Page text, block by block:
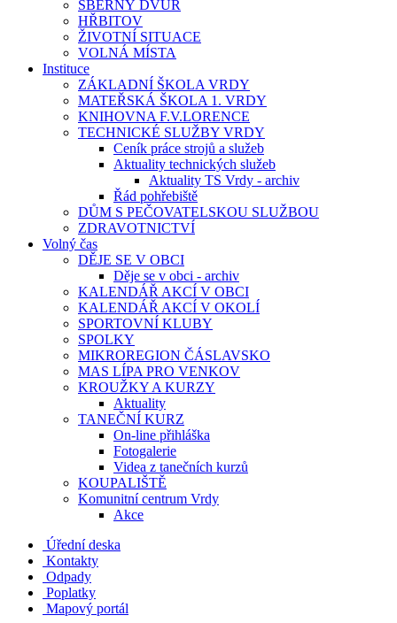
SBĚRNÝ DVŮR
HŘBITOV
ŽIVOTNÍ SITUACE
VOLNÁ MÍSTA
Instituce
ZÁKLADNÍ ŠKOLA VRDY
MATEŘSKÁ ŠKOLA 1. VRDY
KNIHOVNA F.V.LORENCE
TECHNICKÉ SLUŽBY VRDY
Ceník práce strojů a služeb
Aktuality technických služeb
Aktuality TS Vrdy - archiv
Řád pohřebiště
DŮM S PEČOVATELSKOU SLUŽBOU
ZDRAVOTNICTVÍ
Volný čas
DĚJE SE V OBCI
Děje se v obci - archiv
KALENDÁŘ AKCÍ V OBCI
KALENDÁŘ AKCÍ V OKOLÍ
SPORTOVNÍ KLUBY
SPOLKY
MIKROREGION ČÁSLAVSKO
MAS LÍPA PRO VENKOV
KROUŽKY A KURZY
Aktuality
TANEČNÍ KURZ
On-line přihláška
Fotogalerie
Videa z tanečních kurzů
KOUPALIŠTĚ
Komunitní centrum Vrdy
Akce
Úřední deska
Kontakty
Odpady
Poplatky
Mapový portál